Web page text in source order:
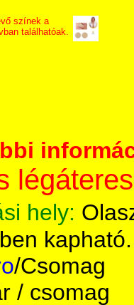
színek a
találhatóak.
hely:
kapható.
/Csomag
/ csomag